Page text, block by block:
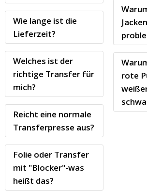
Wie lange ist die
Lieferzeit?
Welches ist der
richtige Transfer für
mich?
Reicht eine normale
Transferpresse aus?
Folie oder Transfer
mit "Blocker"-was
heißt das?
rote